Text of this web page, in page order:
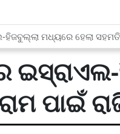
ମଧ୍ୟରେ ହେଲା
ପାଇଁ